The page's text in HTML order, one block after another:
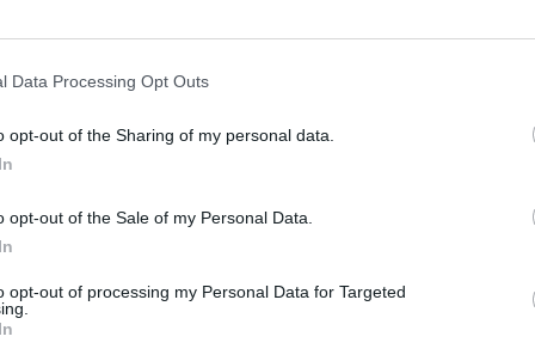
Data Processing Opt Outs
opt-out of the Sharing of my personal data.
opt-out of the Sale of my Personal Data.
opt-out of processing my Personal Data for Targeted
in agenda. Il mercatino tornerà a svolgersi nei seguenti
per immergersi nella vitalità di Imperia, lasciandosi
e dal fascino intramontabile degli